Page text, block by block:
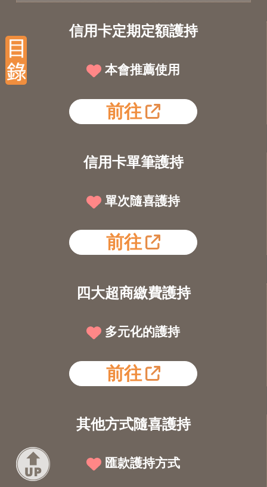
信用卡定期定額護持
本會推薦使用
前往
信用卡單筆護持
單次隨喜護持
前往
四大超商繳費護持
多元化的護持
前往
其他方式隨喜護持
匯款護持方式